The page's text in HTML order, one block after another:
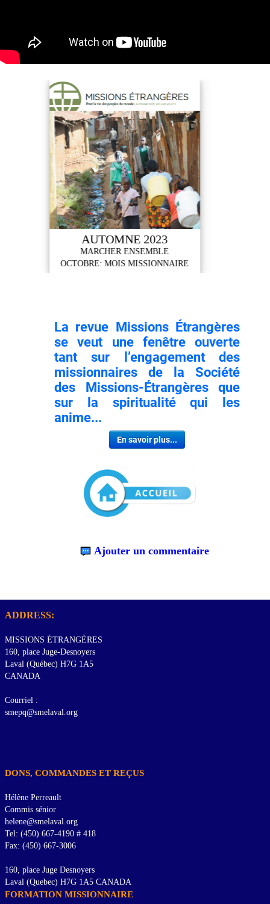
AUTOMNE 2023
MARCHER ENSEMBLE
OCTOBRE: MOIS MISSIONNAIRE
La revue Missions Étrangères
se veut une fenêtre ouverte
tant sur l’engagement des
missionnaires de la Société
des Missions-Étrangères que
sur la spiritualité qui les
anime...
En savoir plus...
Ajouter un commentaire
ADDRESS:
MISSIONS ÉTRANGÈRES
160, place Juge-Desnoyers
Laval (Québec) H7G 1A5
CANADA
Courriel :
smepq@smelaval.org
DONS, COMMANDES ET REÇUS
Hélène Perreault
Commis sénior
helene@smelaval.org
Tel: (450) 667-4190 # 418
Fax: (450) 667-3006
160, place Juge Desnoyers
Laval (Quebec) H7G 1A5 CANADA
FORMATION MISSIONNAIRE